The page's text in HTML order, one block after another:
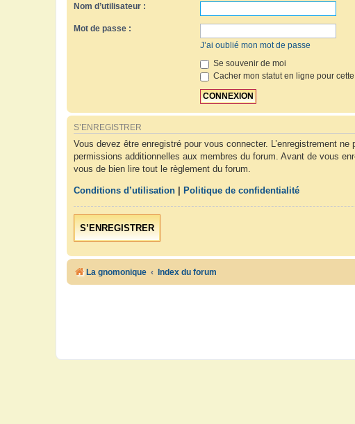
Nom d’utilisateur :
Mot de passe :
J’ai oublié mon mot de passe
Se souvenir de moi
Cacher mon statut en ligne pour
S’ENREGISTRER
Vous devez être enregistré pour vous connecter. L’enregistrement
permissions additionnelles aux membres du forum. Avant de vous
vous de bien lire tout le règlement du forum.
Conditions d’utilisation Politique de confidentialité
S’ENREGISTRER
La gnomonique Index du forum